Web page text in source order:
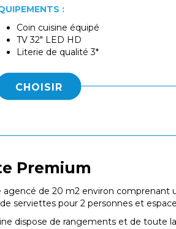
:
Coin cuisine équipé
TV 32" LED HD
Literie de qualité 3*
CHOISIR
Premium
agencé de 20 m2 environ comprenant
serviettes pour 2 personnes et
dispose de rangements et de toute